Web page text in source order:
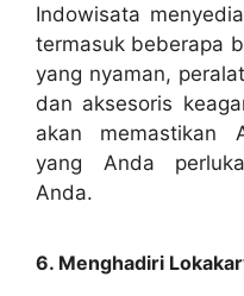
Indowisata
termasuk beberapa
yang nyaman,
dan aksesoris
akan memastikan
yang Anda
Anda.
6. Menghadiri